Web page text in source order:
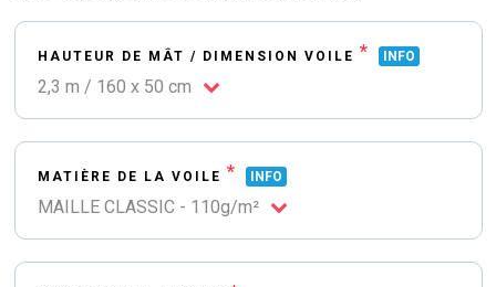
HAUTEUR DE MÂT / DIMENSION VOILE * INFO
2,3 m / 160 x 50 cm
MATIÈRE DE LA VOILE * INFO
MAILLE CLASSIC - 110g/m²